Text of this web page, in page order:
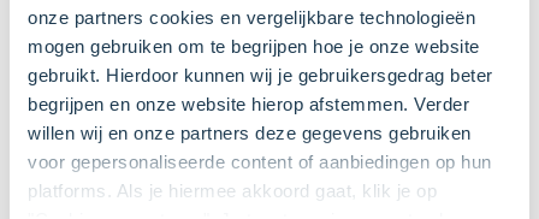
onze partners cookies en vergelijkbare technologieën
mogen gebruiken om te begrijpen hoe je onze website
gebruikt. Hierdoor kunnen wij je gebruikersgedrag beter
begrijpen en onze website hierop afstemmen. Verder
willen wij en onze partners deze gegevens gebruiken
voor gepersonaliseerde content of aanbiedingen op hun
platforms. Als je hiermee akkoord gaat, klik je op
Mixer met deeghaken
Bloem om te bestuiven